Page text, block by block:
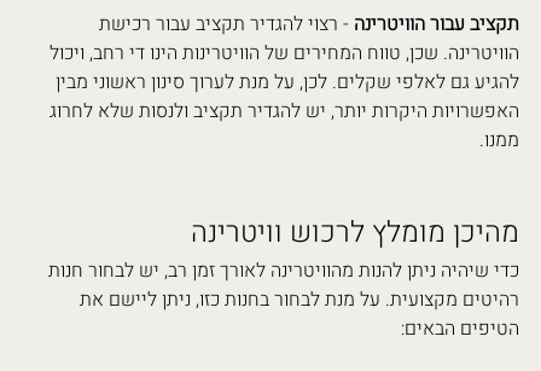
תקציב עבור הוויטרינה - רצוי להגדיר תקציב עבור רכישת
הוויטרינה. שכן, טווח המחירים של הוויטרינות הינו די רחב, ויכול
להגיע גם לאלפי שקלים. לכן, על מנת לערוך סינון ראשוני מבין
האפשרויות היקרות יותר, יש להגדיר תקציב ולנסות שלא לחרוג
ממנו.
מהיכן מומלץ לרכוש וויטרינה
כדי שיהיה ניתן להנות מהוויטרינה לאורך זמן רב, יש לבחור חנות
רהיטים מקצועית. על מנת לבחור בחנות כזו, ניתן ליישם את
הטיפים הבאים: